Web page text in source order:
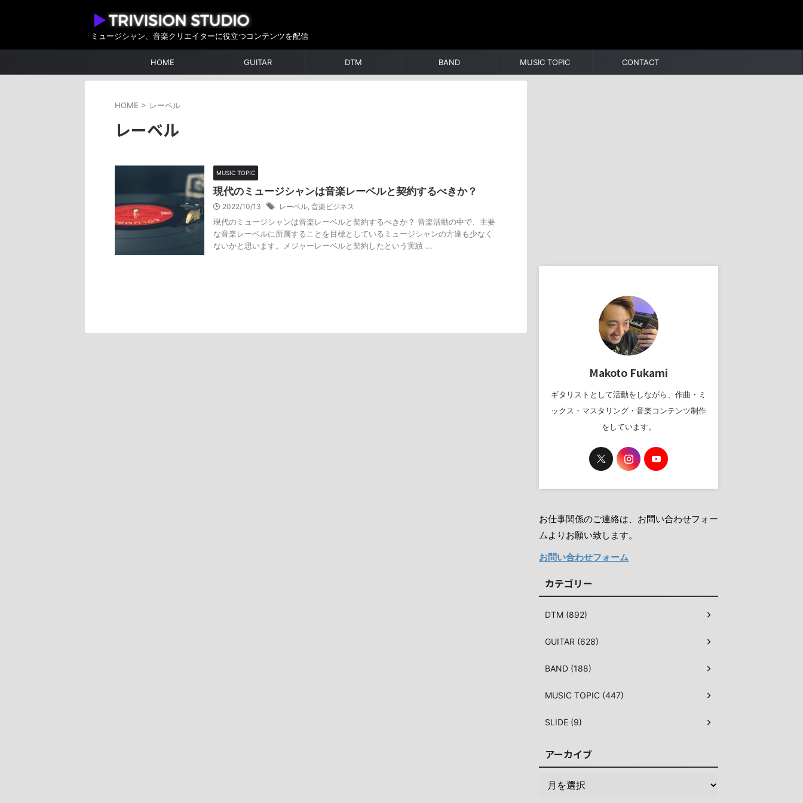
ミュージシャン、音楽クリエイターに役立つコンテンツを配信
HOME GUITAR DTM BAND MUSIC TOPIC CONTACT
HOME > レーベル
レーベル
MUSIC TOPIC
現代のミュージシャンは音楽レーベルと契約するべきか？
2022/10/13 レーベル, 音楽ビジネス
現代のミュージシャンは音楽レーベルと契約するべきか？ 音楽活動の中で、主要
な音楽レーベルに所属することを目標としているミュージシャンの方達も少なく
ないかと思います。メジャーレーベルと契約したという実績 ...
Makoto Fukami
ギタリストとして活動をしながら、作曲・ミ
ックス・マスタリング・音楽コンテンツ制作
をしています。
お仕事関係のご連絡は、お問い合わせフォー
ムよりお願い致します。
お問い合わせフォーム
カテゴリー
DTM (892)
GUITAR (628)
BAND (188)
MUSIC TOPIC (447)
SLIDE (9)
アーカイブ